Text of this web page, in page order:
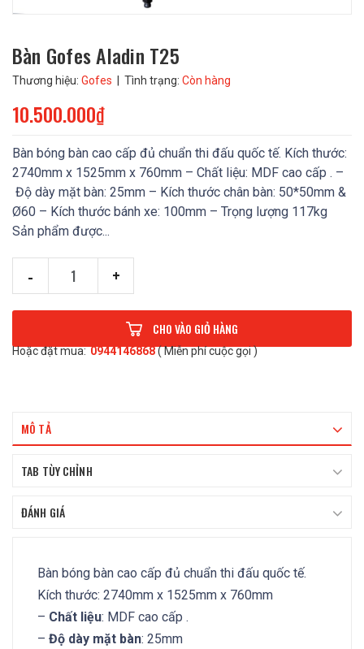
Bàn Gofes Aladin T25
Thương hiệu: Gofes | Tình trạng: Còn hàng
10.500.000₫
Bàn bóng bàn cao cấp đủ chuẩn thi đấu quốc tế. Kích thước:
2740mm x 1525mm x 760mm – Chất liệu: MDF cao cấp . –
Độ dày mặt bàn: 25mm – Kích thước chân bàn: 50*50mm &
Ø60 – Kích thước bánh xe: 100mm – Trọng lượng 117kg
Sản phẩm được...
- +
CHO VÀO GIỎ HÀNG
Hoặc đặt mua: 0944146868( Miễn phí cuộc gọi )
MÔ TẢ
TAB TÙY CHỈNH
ĐÁNH GIÁ
Bàn bóng bàn cao cấp đủ chuẩn thi đấu quốc tế.
Kích thước: 2740mm x 1525mm x 760mm
– Chất liệu: MDF cao cấp .
– Độ dày mặt bàn: 25mm